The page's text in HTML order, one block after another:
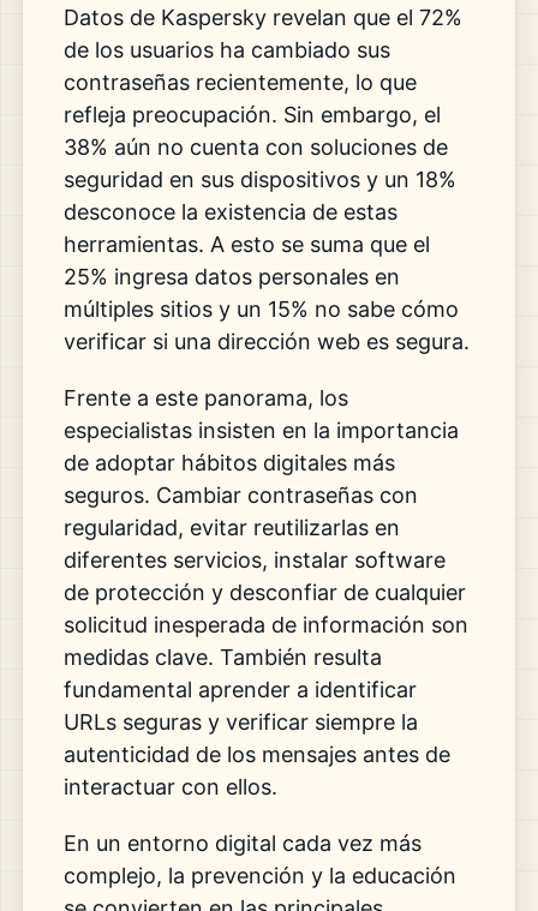
Datos de Kasperskyrevelan que el 72%
de los usuarios ha cambiado sus
contraseñas recientemente, lo que
refleja preocupación. Sin embargo, el
38% aún no cuenta con soluciones de
seguridad en sus dispositivos y un 18%
desconoce la existencia de estas
herramientas. A esto se suma que el
25% ingresa datos personales en
múltiples sitios y un 15% no sabe cómo
verificar si una dirección web es segura.
Frente a este panorama, los
especialistas insisten en la importancia
de adoptar hábitos digitales más
seguros. Cambiar contraseñas con
regularidad, evitar reutilizarlas en
diferentes servicios, instalar software
de protección y desconfiar de cualquier
solicitud inesperada de información son
medidas clave. También resulta
fundamental aprender a identificar
URLs seguras y verificar siempre la
autenticidad de los mensajes antes de
interactuar con ellos.
En un entorno digital cada vez más
complejo, la prevención y la educación